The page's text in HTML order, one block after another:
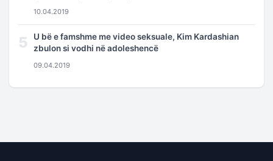
10.04.2019
5
U bë e famshme me video seksuale, Kim Kardashian
zbulon si vodhi në adoleshencë
09.04.2019